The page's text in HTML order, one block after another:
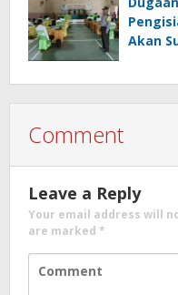
Akan
Comment
Leave a Reply
Your email address will
are marked *